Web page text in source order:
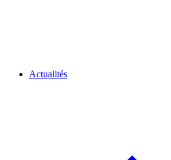
Actualités